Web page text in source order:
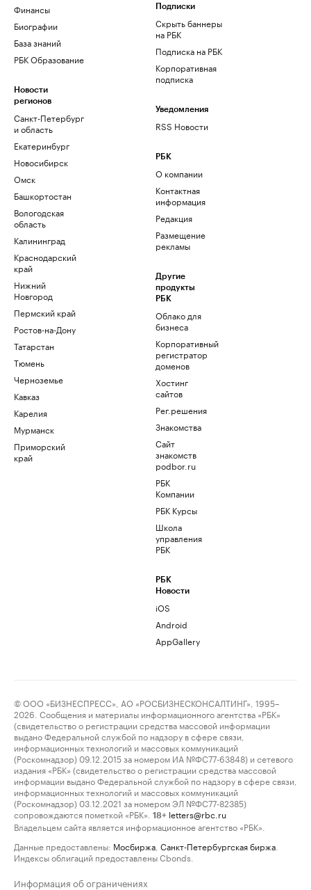
Финансы
Биографии
База знаний
РБК Образование
Новости
регионов
Санкт-Петербург
и область
Екатеринбург
Новосибирск
Омск
Башкортостан
Вологодская
область
Калининград
Краснодарский
край
Нижний
Новгород
Пермский край
Ростов-на-Дону
Татарстан
Тюмень
Черноземье
Кавказ
Карелия
Мурманск
Приморский
край
Подписки
Скрыть баннеры
на РБК
Подписка на РБК
Корпоративная
подписка
Уведомления
RSS Новости
РБК
О компании
Контактная
информация
Редакция
Размещение
рекламы
Другие
продукты
РБК
Облако для
бизнеса
Корпоративный
регистратор
доменов
Хостинг
сайтов
Рег.решения
Знакомства
Сайт
знакомств
podbor.ru
РБК
Компании
РБК Курсы
Школа
управления
РБК
РБК
Новости
iOS
Android
AppGallery
© ООО «БИЗНЕСПРЕСС», АО «РОСБИЗНЕСКОНСАЛТИНГ», 1995–
2026. Сообщения и материалы информационного агентства «РБК»
(свидетельство о регистрации средства массовой информации
выдано Федеральной службой по надзору в сфере связи,
информационных технологий и массовых коммуникаций
(Роскомнадзор) 09.12.2015 за номером ИА №ФС77-63848) и сетевого
издания «РБК» (свидетельство о регистрации средства массовой
информации выдано Федеральной службой по надзору в сфере связи,
информационных технологий и массовых коммуникаций
(Роскомнадзор) 03.12.2021 за номером ЭЛ №ФС77-82385)
сопровождаются пометкой «РБК».
18+ letters@rbc.ru
Владельцем сайта является информационное агентство «РБК».
Данные предоставлены: Мосбиржа Санкт-Петербургская биржа
Индексы облигаций предоставлены Cbonds.
Информация об ограничениях